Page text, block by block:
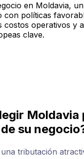
en Moldavia,
con políticas
costos operativos y
clave.
Moldavia
su
tributación